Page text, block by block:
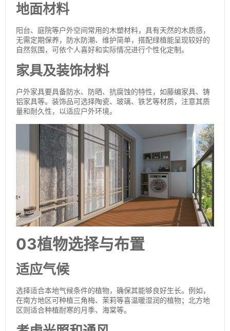
地面材料
阳台、庭院等户外空间常用的木塑材料，具有天然的木质感，
无需定期保养，防水防潮、维护简单，搭配绿植能呈现较好的
自然氛围，可依个人喜好和实际情况进行个性化定制。
家具及装饰材料
户外家具要具备防水、防晒、抗腐蚀的特性，如藤编家具、铸
铝家具等。装饰品可选择陶瓷、玻璃、铁艺等材质，注意其质
量和耐久性，以适应户外环境。
03植物选择与布置
适应气候
选择适合本地气候条件的植物，确保其能够良好生长。例如，
在南方地区可种植三角梅、茉莉等喜温暖湿润的植物；北方地
区则适合种植耐寒的月季、海棠等。